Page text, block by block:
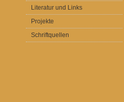
Literatur und Links
Projekte
Schriftquellen